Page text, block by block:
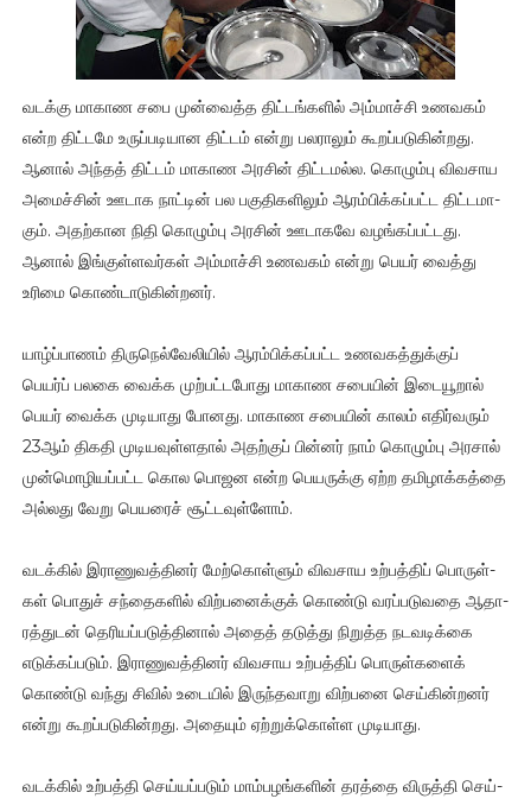
வடக்கு மாகாண சபை முன்­வைத்த திட்­டங்­க­ளில் அம்­மாச்சி உண­வ­கம்
என்ற திட்­டமே உருப்­ப­டி­யான திட்­டம் என்று பல­ரா­லும் கூறப்­ப­டு­கின்­றது.
ஆனால் அந்­தத் திட்­டம் மாகாண அர­சின் திட்­ட­மல்ல. கொழும்பு விவ­சாய
அமைச்­சின் ஊடாக நாட்­டின் பல பகு­தி­க­ளி­லும் ஆரம்­பிக்­கப்­பட்ட திட்­ட­மா­
கும். அதற்­கான நிதி கொழும்பு அர­சின் ஊடா­கவே வழங்­கப்­பட்­டது.
ஆனால் இங்­குள்­ள­வர்­கள் அம்­மாச்சி உண­வ­கம் என்று பெயர் வைத்து
உரிமை கொண்­டா­டு­கின்­ற­னர்.
யாழ்ப்­பா­ணம் திரு­நெல்­வே­லி­யில் ஆரம்­பிக்­கப்­பட்ட உண­வ­கத்­துக்­குப்
பெயர்ப் பலகை வைக்க முற்­பட்­ட­போது மாகாண சபை­யின் இடை­யூ­றால்
பெயர் வைக்க முடி­யாது போனது. மாகாண சபை­யின் காலம் எதிர்­வ­ரும்
23ஆம் திகதி முடி­ய­வுள்­ள­தால் அதற்­குப் பின்­னர் நாம் கொழும்பு அர­சால்
முன்­மொ­ழி­யப்­பட்ட கொல பொஜன என்ற பெய­ருக்கு ஏற்ற தமி­ழாக்­கத்தை
அல்­லது வேறு பெய­ரைச் சூட்­ட­வுள்­ளோம்.
வடக்­கில் இரா­ணு­வத்­தி­னர் மேற்­கொள்­ளும் விவ­சாய உற்­பத்­திப் பொருள்­
கள் பொதுச் சந்­தை­க­ளில் விற்­ப­னைக்­குக் கொண்டு வரப்­ப­டு­வதை ஆதா­
ரத்­து­டன் தெரி­யப்­ப­டுத்­தி­னால் அதைத் தடுத்து நிறுத்த நட­வ­டிக்கை
எடுக்­கப்­ப­டும். இரா­ணு­வத்­தி­னர் விவ­சாய உற்­பத்­திப் பொருள்­க­ளைக்
கொண்டு வந்து சிவில் உடை­யில் இருந்­த­வாறு விற்­பனை செய்­கின்­ற­னர்
என்று கூறப்­ப­டு­கின்­றது. அதை­யும் ஏற்­றுக்­கொள்ள முடி­யாது.
வடக்­கில் உற்­பத்தி செய்­யப்­ப­டும் மாம்­ப­ழங்­க­ளின் தரத்தை விருத்தி செய்­